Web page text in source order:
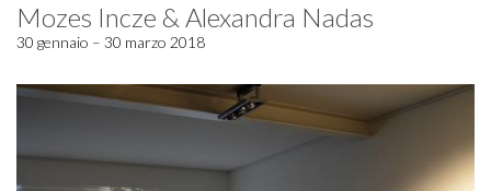
Mozes Incze & Alexandra Nadas
30 gennaio – 30 marzo 2018